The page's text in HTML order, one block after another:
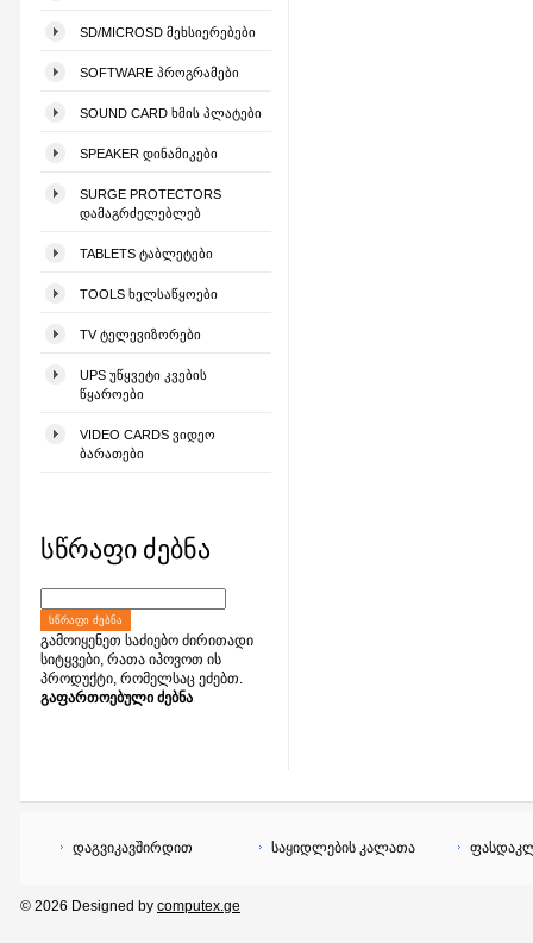
SD/MICROSD ᲛᲔᲮᲡᲘᲔᲠᲔᲑᲔᲑᲘ
SOFTWARE ᲞᲠᲝᲒᲠᲐᲛᲔᲑᲘ
SOUND CARD ᲮᲛᲘᲡ ᲞᲚᲐᲢᲔᲑᲘ
SPEAKER ᲓᲘᲜᲐᲛᲘᲙᲔᲑᲘ
SURGE PROTECTORS
ᲓᲐᲛᲐᲒᲠᲫᲔᲚᲔᲑᲚᲔᲑ
TABLETS ᲢᲐᲑᲚᲔᲢᲔᲑᲘ
TOOLS ᲮᲔᲚᲡᲐᲬᲧᲝᲔᲑᲘ
TV ᲢᲔᲚᲔᲕᲘᲖᲝᲠᲔᲑᲘ
UPS ᲣᲬᲧᲕᲔᲢᲘ ᲙᲕᲔᲑᲘᲡ
ᲬᲧᲐᲠᲝᲔᲑᲘ
VIDEO CARDS ᲕᲘᲓᲔᲝ
ᲑᲐᲠᲐᲗᲔᲑᲘ
სწრაფი ძებნა
ᲡᲬᲠᲐᲤᲘ ᲫᲔᲑᲜᲐ
გამოიყენეთ საძიებო ძირითადი
სიტყვები, რათა იპოვოთ ის
პროდუქტი, რომელსაც ეძებთ.
გაფართოებული ძებნა
დაგვიკავშირდით საყიდლების კალათა
© 2026 Designed by computex.ge